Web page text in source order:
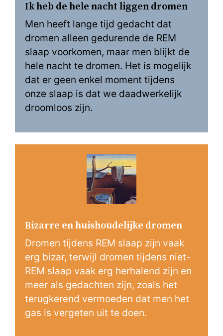
Ik heb de hele nacht liggen dromen
Men heeft lange tijd gedacht dat
dromen alleen gedurende de REM
slaap voorkomen, maar men blijkt de
hele nacht te dromen. Het is mogelijk
dat er geen enkel moment tijdens
onze slaap is dat we daadwerkelijk
droomloos zijn.
Bizarre en huishoudelijke dromen
Dromen tijdens REM slaap zijn vaak
erg bizar, terwijl dromen tijdens niet-
REM slaap vaak erg herhalend zijn en
meer als gedachten zijn, zoals het
terugkerend vermoeden dat men het
gas is vergeten uit te doen.